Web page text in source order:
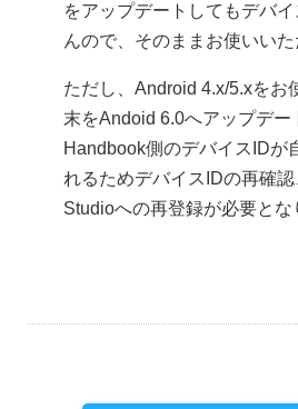
をアップデートしてもデバ
んので、そのままお使いいた
ただし、Android 4.x/5.xをお
末をAndoid 6.0へアップデー
Handbook側のデバイスIDが
れるためデバイスIDの再確
Studioへの再登録が必要とな